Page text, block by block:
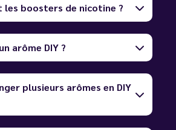
les boosters de nicotine ?
arôme DIY ?
plusieurs arômes en DIY